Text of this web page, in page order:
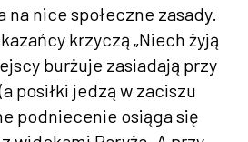
na nice społeczne zasady.
krzyczą „Niech żyją
burżuje zasiadają przy
posiłki jedzą w zaciszu
podniecenie osiąga się